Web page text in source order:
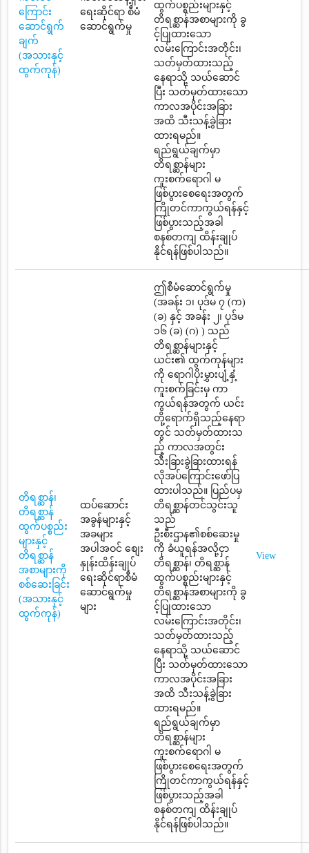
ကြောင်း
ဆောင်ရွက်
ချက်
(အသားနှင့်
ထွက်ကုန်)
ရေးဆိုင်ရာ စီမံ
ဆောင်ရွက်မှု
ထွက်ပစ္စည်းများနှင့်
တိရစ္ဆာန်အစာများကို ခွ
င့်ပြုထားသော
လမ်းကြောင်းအတိုင်း၊
သတ်မှတ်ထားသည့်
နေရာသို့ သယ်ဆောင်
ပြီး သတ်မှတ်ထားသော
ကာလအပိုင်းအခြား
အထိ သီးသန့်ခွဲခြား
ထားရမည်။
ရည်ရွယ်ချက်မှာ
တိရစ္ဆာန်များ
ကူးစက်ရောဂါ မ
ဖြစ်ပွားစေရေးအတွက်
ကြိုတင်ကာကွယ်ရန်နှင့်
ဖြစ်ပွားသည့်အခါ
စနစ်တကျ ထိန်းချုပ်
နိုင်ရန်ဖြစ်ပါသည်။
တိရစ္ဆာန်၊
တိရစ္ဆာန်
ထွက်ပစ္စည်း
များနှင့်
တိရစ္ဆာန်
အစာများကို
စစ်ဆေးခြင်း
(အသားနှင့်
ထွက်ကုန်)
ထပ်ဆောင်း
အခွန်များနှင့်
အခများ
အပါအဝင် စျေး
နှုန်းထိန်းချုပ်
ရေးဆိုင်ရာစီမံ
ဆောင်ရွက်မှု
များ
ဤစီမံဆောင်ရွက်မှု
(အခန်း ၁၊ ပုဒ်မ ၇ (က)
(ခ) နှင့် အခန်း ၂၊ ပုဒ်မ
၁၆ (ခ) (ဂ) ) သည်
တိရစ္ဆာန်များနှင့်
ယင်း၏ ထွက်ကုန်များ
ကို ရောဂါပိုးမွှားပျံ့နှံ့
ကူးစက်ခြင်းမှ ကာ
ကွယ်ရန်အတွက် ယင်း
တို့ရောက်ရှိသည့်နေရာ
တွင် သတ်မှတ်ထားသ
ည့် ကာလအတွင်း
သီးခြားခွဲခြားထားရန်
လိုအပ်ကြောင်းဖော်ပြ
ထားပါသည်။ ပြည်ပမှ
တိရစ္ဆာန်တင်သွင်းသူ
သည်
ဦးစီးဌာန၏စစ်ဆေးမှု
ကို ခံယူရန်အလို့ငှာ
တိရစ္ဆာန်၊ တိရစ္ဆာန်
ထွက်ပစ္စည်းများနှင့်
တိရစ္ဆာန်အစာများကို ခွ
င့်ပြုထားသော
လမ်းကြောင်းအတိုင်း၊
သတ်မှတ်ထားသည့်
နေရာသို့ သယ်ဆောင်
ပြီး သတ်မှတ်ထားသော
ကာလအပိုင်းအခြား
အထိ သီးသန့်ခွဲခြား
ထားရမည်။
ရည်ရွယ်ချက်မှာ
တိရစ္ဆာန်များ
ကူးစက်ရောဂါ မ
ဖြစ်ပွားစေရေးအတွက်
ကြိုတင်ကာကွယ်ရန်နှင့်
ဖြစ်ပွားသည့်အခါ
စနစ်တကျ ထိန်းချုပ်
နိုင်ရန်ဖြစ်ပါသည်။
View